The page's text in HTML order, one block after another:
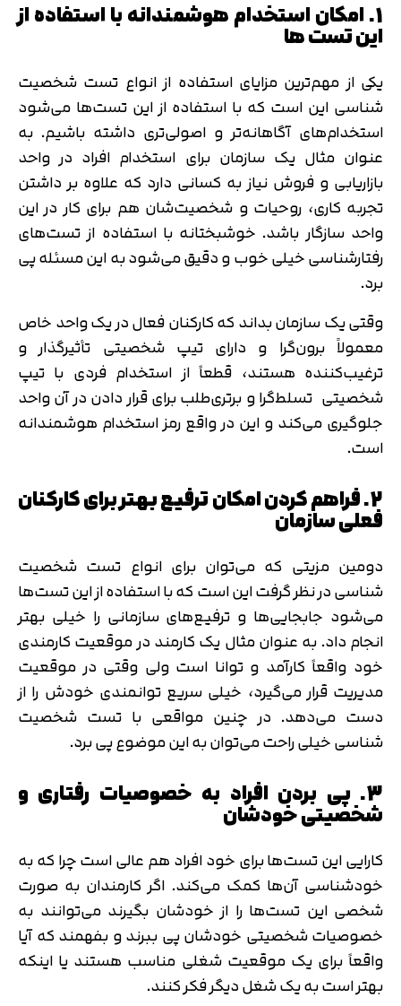
1. امکان استخدام هوشمندانه با استفاده از
این تست ها
یکی از مهم‌ترین مزایای استفاده از انواع تست شخصیت
شناسی این است که با استفاده از این تست‌ها می‌شود
استخدام‌های آگاهانه‌تر و اصولی‌تری داشته باشیم. به
عنوان مثال یک سازمان برای استخدام افراد در واحد
بازاریابی و فروش نیاز به کسانی دارد که علاوه بر داشتن
تجربه کاری، روحیات و شخصیت‌شان هم برای کار در این
واحد سازگار باشد. خوشبختانه با استفاده از تست‌های
رفتارشناسی خیلی خوب و دقیق می‌شود به این مسئله پی
برد.
وقتی یک سازمان بداند که کارکنان فعال در یک واحد خاص
معمولاً برون‌گرا و دارای تیپ شخصیتی تأثیرگذار و
ترغیب‌کننده هستند، قطعاً از استخدام فردی با تیپ
شخصیتی تسلط‌گرا و برتری‌طلب برای قرار دادن در آن واحد
جلوگیری می‌کند و این در واقع رمز استخدام هوشمندانه
است.
2. فراهم کردن امکان ترفیع بهتر برای کارکنان
فعلی سازمان
دومین مزیتی که می‌توان برای انواع تست شخصیت
شناسی در نظر گرفت این است که با استفاده از این تست‌ها
می‌شود جابجایی‌ها و ترفیع‌های سازمانی را خیلی بهتر
انجام داد. به عنوان مثال یک کارمند در موقعیت کارمندی
خود واقعاً کارآمد و توانا است ولی وقتی در موقعیت
مدیریت قرار می‌گیرد، خیلی سریع توانمندی خودش را از
دست می‌دهد. در چنین مواقعی با تست شخصیت
شناسی خیلی راحت می‌توان به این موضوع پی برد.
3. پی بردن افراد به خصوصیات رفتاری و
شخصیتی خودشان
کارایی این تست‌ها برای خود افراد هم عالی است چرا که به
خودشناسی آن‌ها کمک می‌کند. اگر کارمندان به صورت
شخصی این تست‌ها را از خودشان بگیرند می‌توانند به
خصوصیات شخصیتی خودشان پی ببرند و بفهمند که آیا
واقعاً برای یک موقعیت شغلی مناسب هستند یا اینکه
بهتر است به یک شغل دیگر فکر کنند.